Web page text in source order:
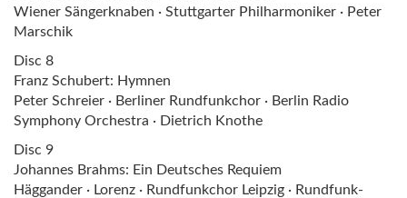
Wiener Sängerknaben · Stuttgarter Philharmoniker · Peter
Marschik
Disc 8
Franz Schubert: Hymnen
Peter Schreier · Berliner Rundfunkchor · Berlin Radio
Symphony Orchestra · Dietrich Knothe
Disc 9
Johannes Brahms: Ein Deutsches Requiem
Häggander · Lorenz · Rundfunkchor Leipzig · Rundfunk-